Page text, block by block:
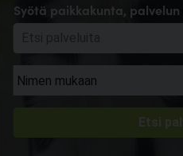
Syötä paikkakunta, palvelun